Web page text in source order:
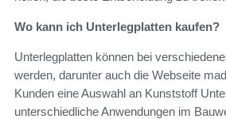
Wo kann ich Unterlegplatten kaufen?
Unterlegplatten können bei
werden, darunter auch die Webseite
Kunden eine Auswahl an Kunststoff
unterschiedliche Anwendungen im